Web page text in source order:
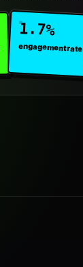
1.7%
engagement rate